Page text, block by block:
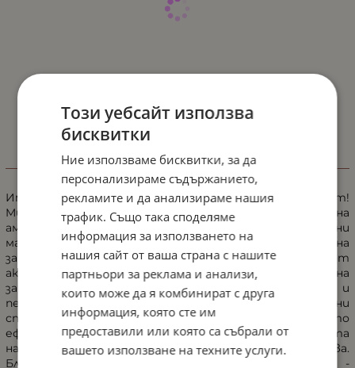
ИНФОРМАЦИЯ
Имунна защита с естествен анти-ейдж концентрат!
Multi Vitamin е перфектно комбинирана витаминна
ампула с витамините A-C-E, както и есенциални
мастни киселини, B5 и B6 - за интензивна имунна
защита на кожата. Тази чудесна плодова ампула от
активни съставки предизвиква повишена имунна
защита, незабавно забележимо благосъстояние и
перфектна свежест. Естествено чистите витамини
стабилизират клетките и действат като
ефективни уловители на радикалите. Устойчивостта
на кожата значително се повишава.
Благосъстоянието на кожата достига максимум -
Този уебсайт използва
бисквитки
Ние използваме бисквитки, за да
персонализираме съдържанието,
рекламите и да анализираме нашия
трафик. Също така споделяме
информация за използването на
нашия сайт от ваша страна с нашите
партньори за реклама и анализи,
които може да я комбинират с друга
информация, която сте им
предоставили или която са събрали от
вашето използване на техните услуги.